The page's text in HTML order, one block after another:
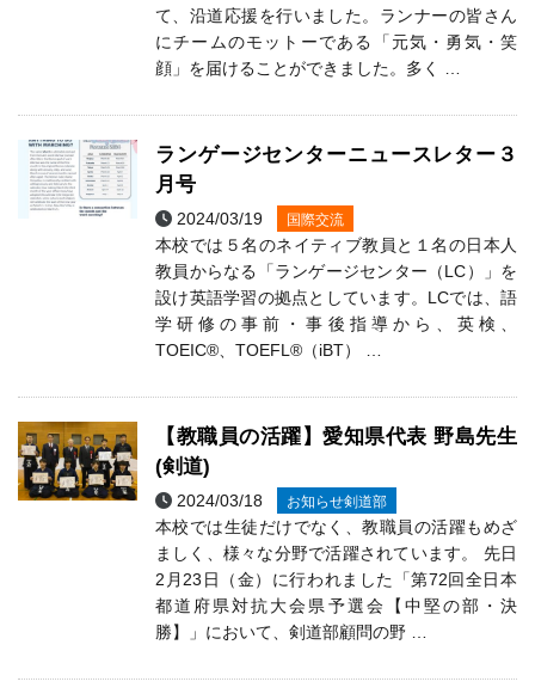
て、沿道応援を行いました。ランナーの皆さん
にチームのモットーである「元気・勇気・笑
顔」を届けることができました。多く …
ランゲージセンターニュースレター３
月号
2024/03/19 国際交流
本校では５名のネイティブ教員と１名の日本人
教員からなる「ランゲージセンター（LC）」を
設け英語学習の拠点としています。LCでは、語
学研修の事前・事後指導から、英検、
TOEIC®、TOEFL®（iBT） …
【教職員の活躍】愛知県代表 野島先生
(剣道)
2024/03/18 お知らせ剣道部
本校では生徒だけでなく、教職員の活躍もめざ
ましく、様々な分野で活躍されています。 先日
2月23日（金）に行われました「第72回全日本
都道府県対抗大会県予選会【中堅の部・決
勝】」において、剣道部顧問の野 …